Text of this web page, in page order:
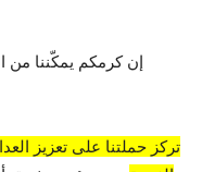
إن كرمكم يمكّننا من
تركز حملتنا على تعزيز